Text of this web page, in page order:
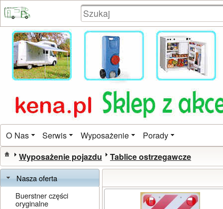
O Nas Serwis Wyposażenie Porady
Wyposażenie pojazdu Tablice ostrzegawcze
Nasza oferta
Buerstner części
oryginalne